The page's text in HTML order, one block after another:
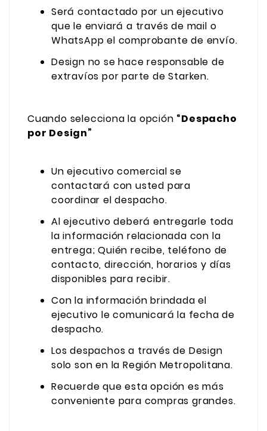
Será contactado por un ejecutivo
que le enviará a través de mail o
WhatsApp el comprobante de envío.
Design no se hace responsable de
extravíos por parte de Starken.
Cuando selecciona la opción “Despacho
por Design”
Un ejecutivo comercial se
contactará con usted para
coordinar el despacho.
Al ejecutivo deberá entregarle toda
la información relacionada con la
entrega; Quién recibe, teléfono de
contacto, dirección, horarios y días
disponibles para recibir.
Con la información brindada el
ejecutivo le comunicará la fecha de
despacho.
Los despachos a través de Design
solo son en la Región Metropolitana.
Recuerde que esta opción es más
conveniente para compras grandes.